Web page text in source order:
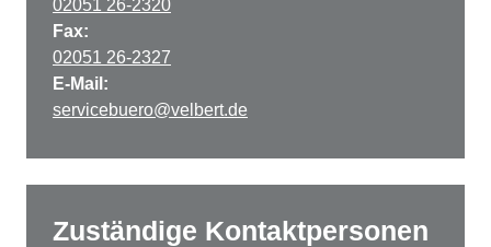
02051 26-2320
Fax:
02051 26-2327
E-Mail:
servicebuero@velbert.de
Zuständige Kontaktpersonen